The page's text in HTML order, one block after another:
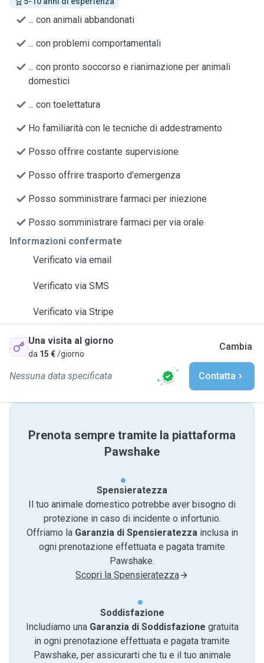
... con animali abbandonati
... con problemi comportamentali
... con pronto soccorso e rianimazione per animali
domestici
... con toelettatura
Ho familiarità con le tecniche di addestramento
Posso offrire costante supervisione
Posso offrire trasporto d'emergenza
Posso somministrare farmaci per iniezione
Posso somministrare farmaci per via orale
Informazioni confermate
Verificato via email
Verificato via SMS
Verificato via Stripe
Una visita al giorno
da 15 €/giorno
Cambia
Nessuna data specificata Contatta
Prenota sempre tramite la piattaforma
Pawshake
Spensieratezza
Il tuo animale domestico potrebbe aver bisogno di
protezione in caso di incidente o infortunio.
Offriamo la Garanzia di Spensieratezzainclusa in
ogni prenotazione effettuata e pagata tramite
Pawshake.
Scopri la Spensieratezza
Soddisfazione
Includiamo una Garanzia di Soddisfazione gratuita
in ogni prenotazione effettuata e pagata tramite
Pawshake, per assicurarti che tu e il tuo animale